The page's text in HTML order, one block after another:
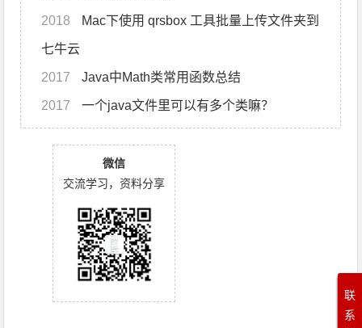
2018
七牛云
2017 Java中Math类常用函数总结
2017 一个java文件里可以有多个类嘛？
微信
交流学习，资料分享
联
系